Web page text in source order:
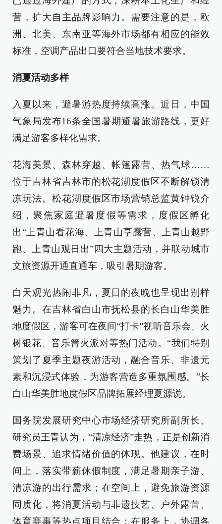
营，扩大自主品牌影响力。需要注意的是，欧
洲、北美、东南亚等海外市场都有相应的能效
标准，空调产品出口要符合当地技术要求。
消夏活动多样
入夏以来，避暑游热度持续高涨。近日，中国
气象局发布16条全国暑期避暑旅游路线，更好
满足游客多样化需求。
花海美景、森林穿越、帐篷露营、热气球……
位于吉林省吉林市的松花湖度假区不断解锁清
凉玩法。松花湖度假区市场营销总监黄钟锐介
绍，聚焦家庭避暑度假等需求，度假区孵化
出“上青山看花海、上青山享露营、上青山越野
跑、上青山观日出”四大主题活动，并联动城市
文旅资源开通直通车，吸引暑期游客。
白天观光热闹非凡，夏日的夜晚也呈现出别样
魅力。在吉林省白山市抚松县的长白山华美胜
地度假区，游客可在夜间“打卡”视听音乐会、火
树银花、音乐篝火派对等热门活动。“我们特别
策划了夏季主题夜游活动，融合音乐、非遗元
素和沉浸式体验，为游客营造多重氛围感。”长
白山华美胜地度假区品牌拓展经理夏源说。
国务院发展研究中心市场经济研究所副所长、
研究员王青认为，“清凉经济”走热，正是创新消
费场景、追求情绪价值的体现。他建议，在时
间上，落实带薪休假制度，满足暑期亲子游、
清凉游的出行需求；在空间上，避免旅游资源
同质化，将消夏活动与非遗技艺、户外露营、
体育赛事等热点项目结合；在服务上，协调各